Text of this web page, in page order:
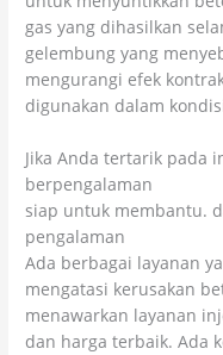
gas yang dihasilkan
gelembung yang
mengurangi efek
digunakan dalam
Jika Anda tertarik pada
berpengalaman
siap untuk membantu.
pengalaman
Ada berbagai layanan
mengatasi kerusakan
menawarkan layanan
dan harga terbaik. Ada